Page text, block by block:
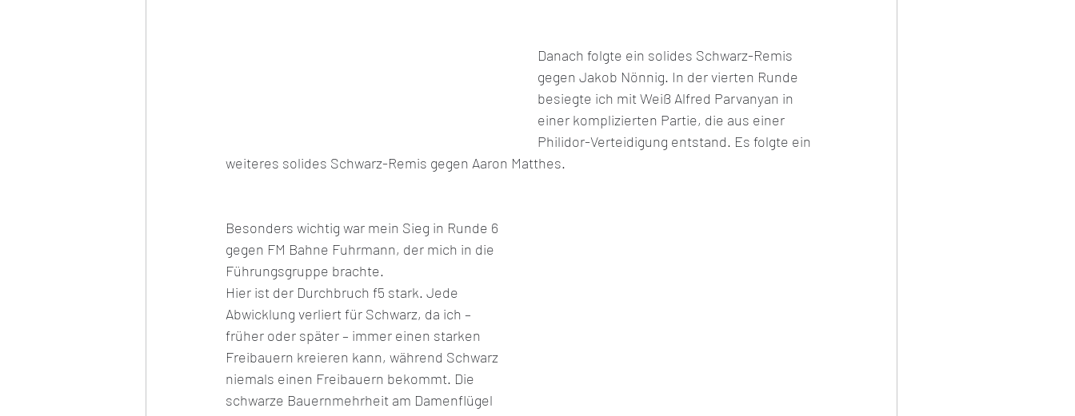
Danach folgte ein solides Schwarz-Remis
gegen Jakob Nönnig. In der vierten Runde
besiegte ich mit Weiß Alfred Parvanyan in
einer komplizierten Partie, die aus einer
Philidor-Verteidigung entstand. Es folgte ein
weiteres solides Schwarz-Remis gegen Aaron Matthes.
Besonders wichtig war mein Sieg in Runde 6
gegen FM Bahne Fuhrmann, der mich in die
Führungsgruppe brachte.
Hier ist der Durchbruch f5 stark. Jede
Abwicklung verliert für Schwarz, da ich –
früher oder später – immer einen starken
Freibauern kreieren kann, während Schwarz
niemals einen Freibauern bekommt. Die
schwarze Bauernmehrheit am Damenflügel